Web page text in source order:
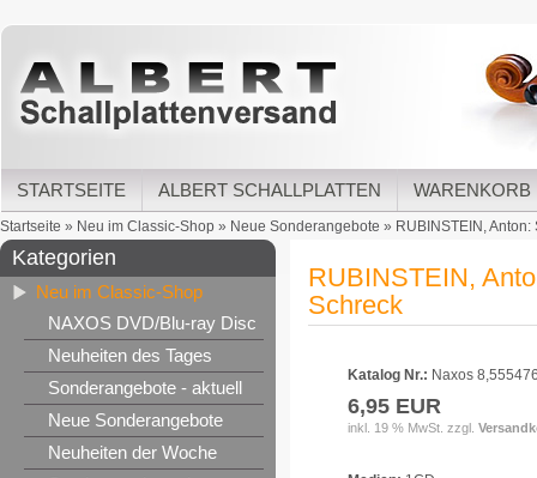
STARTSEITE ALBERT SCHALLPLATTEN WARENKORB
Startseite » Neu im Classic-Shop » Neue Sonderangebote » RUBINSTEIN,
Kategorien
Neu im Classic-Shop
NAXOS DVD/Blu-ray Disc
Neuheiten des Tages
Sonderangebote - aktuell
Neue Sonderangebote
Neuheiten der Woche
RUBINSTEIN,
Schreck
Katalog Nr.: Naxos
6,95 EUR
inkl. 19 % MwSt. zzgl.